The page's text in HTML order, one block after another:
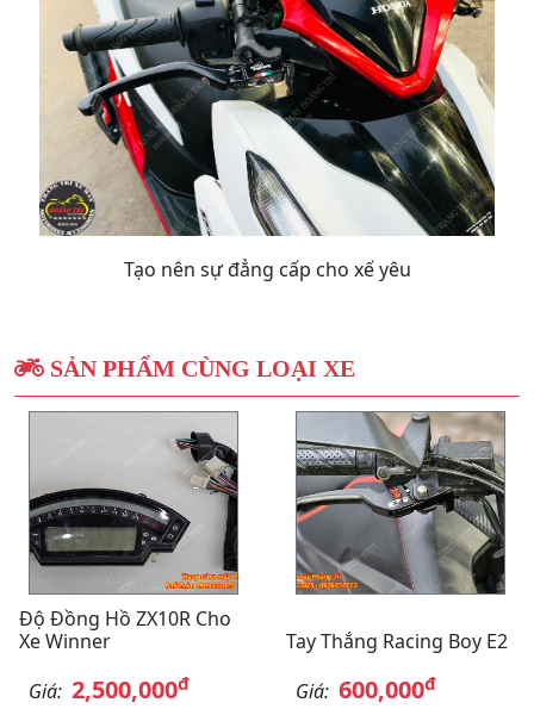
Tạo nên sự đẳng cấp cho xế yêu
SẢN PHẨM CÙNG LOẠI XE
Độ Đồng Hồ ZX10R Cho
Xe Winner
Giá: 2,500,000đ
Tay Thắng Racing Boy E2
Giá: 600,000đ